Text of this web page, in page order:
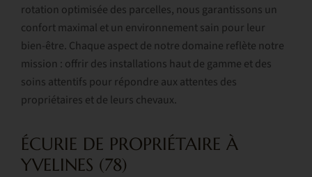
rotation optimisée des parcelles, nous garantissons un
confort maximal et un environnement sain pour leur
bien-être. Chaque aspect de notre domaine reflète notre
mission : offrir des installations haut de gamme et des
soins attentifs pour répondre aux attentes des
propriétaires et de leurs chevaux.
ÉCURIE DE PROPRIÉTAIRE À
YVELINES (78)